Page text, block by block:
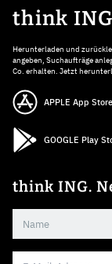
think
Herunterladen und
angeben, Suchaufträge
Co. erhalten. Jetzt
APPLE App Store
GOOGLE Play
think ING.